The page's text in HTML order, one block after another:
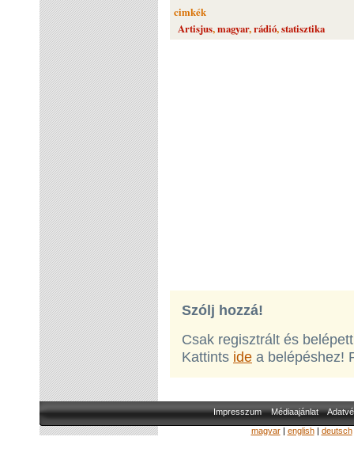
cimkék
Artisjus,magyar,rádió,statisztika
Szólj hozzá!
Csak regisztrált és
Kattints ide a belépéshez!
Impresszum Médiaajánlat
magyar| english| deutsch